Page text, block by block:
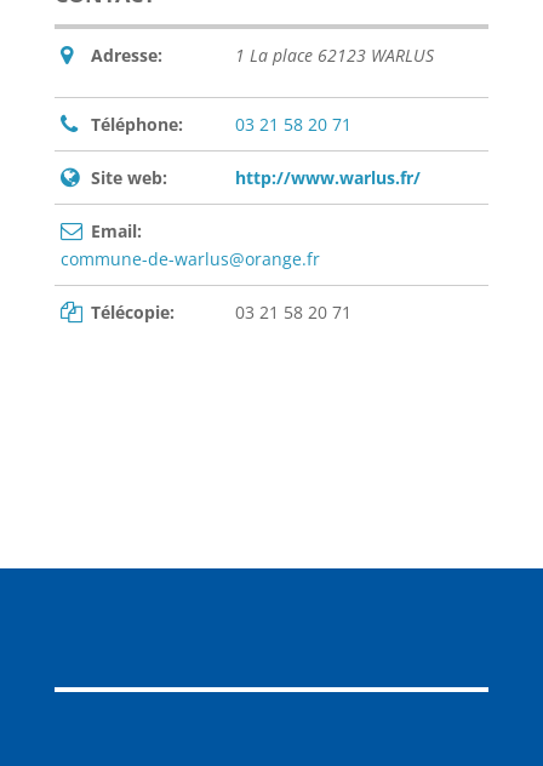
Adresse: 1 La place 62123 WARLUS
Téléphone: 03 21 58 20 71
Site web: http://www.warlus.fr/
Email:
commune-de-warlus@orange.fr
Télécopie: 03 21 58 20 71